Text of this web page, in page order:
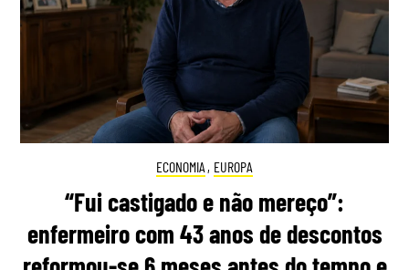
ECONOMIA , EUROPA
“Fui castigado e não mereço”:
enfermeiro com 43 anos de descontos